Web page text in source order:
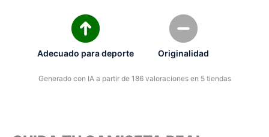
Adecuado para deporte Originalidad
Generado con IA a partir de 186 valoraciones en 5 tiendas